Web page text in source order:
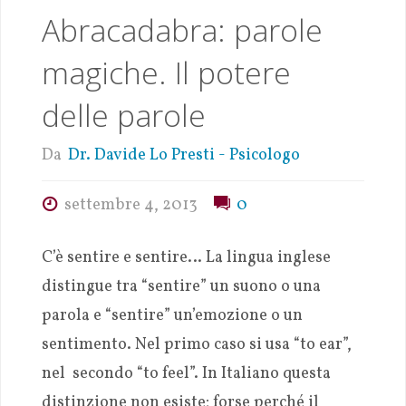
Abracadabra: parole
magiche. Il potere
delle parole
Da Dr. Davide Lo Presti - Psicologo
settembre 4, 2013 0
C’è sentire e sentire… La lingua inglese
distingue tra “sentire” un suono o una
parola e “sentire” un’emozione o un
sentimento. Nel primo caso si usa “to ear”,
nel secondo “to feel”. In Italiano questa